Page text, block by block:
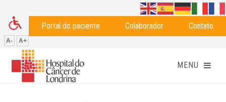
Portal do paciente Colaborador Contato
A- A+